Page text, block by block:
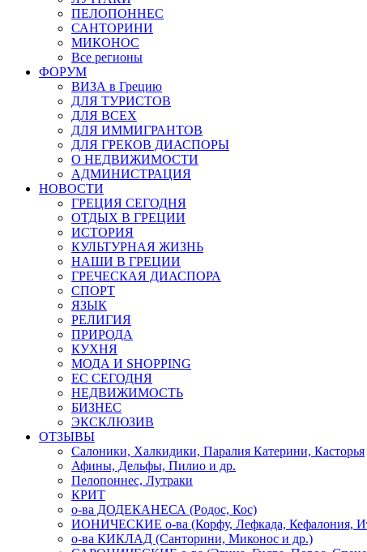
ПЕЛОПОННЕС
САНТОРИНИ
МИКОНОС
Все регионы
ФОРУМ
ВИЗА в Грецию
ДЛЯ ТУРИСТОВ
ДЛЯ ВСЕХ
ДЛЯ ИММИГРАНТОВ
ДЛЯ ГРЕКОВ ДИАСПОРЫ
О НЕДВИЖИМОСТИ
АДМИНИСТРАЦИЯ
НОВОСТИ
ГРЕЦИЯ СЕГОДНЯ
ОТДЫХ В ГРЕЦИИ
ИСТОРИЯ
КУЛЬТУРНАЯ ЖИЗНЬ
НАШИ В ГРЕЦИИ
ГРЕЧЕСКАЯ ДИАСПОРА
СПОРТ
ЯЗЫК
РЕЛИГИЯ
ПРИРОДА
КУХНЯ
МОДА И SHOPPING
ЕС СЕГОДНЯ
НЕДВИЖИМОСТЬ
БИЗНЕС
ЭКСКЛЮЗИВ
ОТЗЫВЫ
Салоники, Халкидики, Паралия Катерини, Касторья
Афины, Дельфы, Пилио и др.
Пелопоннес, Лутраки
КРИТ
о-ва ДОДЕКАНЕСА (Родос, Кос)
ИОНИЧЕСКИЕ о-ва (Корфу, Лефкада, Кефалония,
о-ва КИКЛАД (Санторини, Миконос и др.)